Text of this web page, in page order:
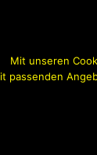
Mit unseren
passenden